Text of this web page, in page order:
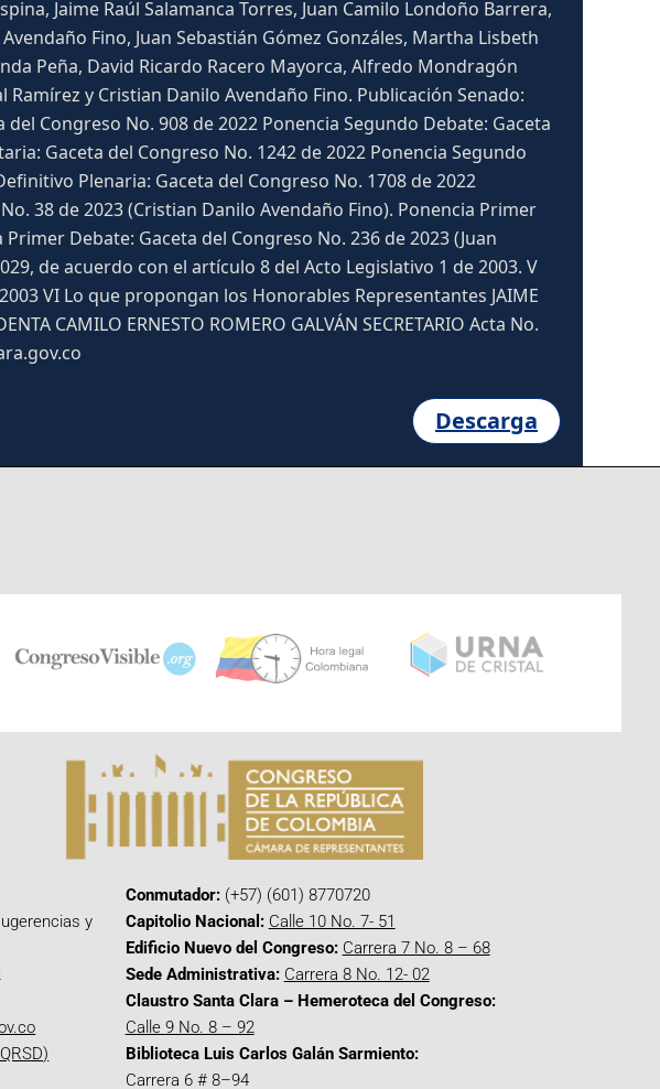
Jaime Raúl Salamanca Torres, Juan Camilo Londoño Barrera,
Fino, Juan Sebastián Gómez Gonzáles, Martha Lisbeth
Peña, David Ricardo Racero Mayorca, Alfredo Mondragón
Ramírez y Cristian Danilo Avendaño Fino. Publicación Senado:
Congreso No. 908 de 2022 Ponencia Segundo Debate: Gaceta
Gaceta del Congreso No. 1242 de 2022 Ponencia Segundo
Plenaria: Gaceta del Congreso No. 1708 de 2022
38 de 2023 (Cristian Danilo Avendaño Fino). Ponencia Primer
Debate: Gaceta del Congreso No. 236 de 2023 (Juan
de acuerdo con el artículo 8 del Acto Legislativo 1 de 2003. V
VI Lo que propongan los Honorables Representantes JAIME
CAMILO ERNESTO ROMERO GALVÁN SECRETARIO Acta No.
Descarga
y
Conmutador:(+57) (601) 8770720
Capitolio Nacional: Calle 10 No. 7- 51
Edificio Nuevo del Congreso: Carrera 7 No. 8 – 68
Sede Administrativa: Carrera 8 No. 12- 02
Claustro Santa Clara – Hemeroteca del Congreso:
Calle 9 No. 8 – 92
Biblioteca Luis Carlos Galán Sarmiento:
Carrera 6 # 8–94